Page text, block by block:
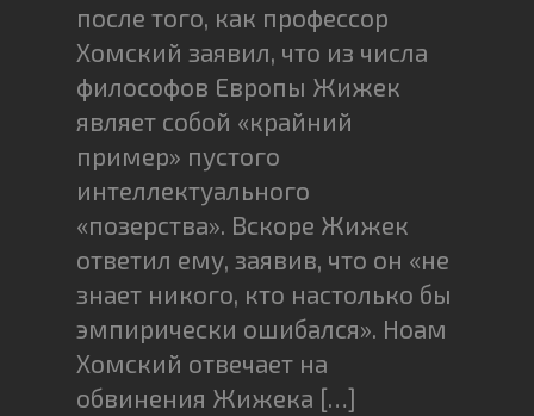
после того, как профессор
Хомский заявил, что из числа
философов Европы Жижек
являет собой «крайний
пример» пустого
интеллектуального
«позерства». Вскоре Жижек
ответил ему, заявив, что он «не
знает никого, кто настолько бы
эмпирически ошибался». Ноам
Хомский отвечает на
обвинения Жижека […]